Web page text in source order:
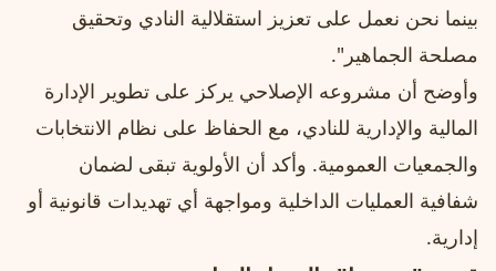
بينما نحن نعمل على تعزيز استقلالية النادي وتحقيق
مصلحة الجماهير".
وأوضح أن مشروعه الإصلاحي يركز على تطوير الإدارة
المالية والإدارية للنادي، مع الحفاظ على نظام الانتخابات
والجمعيات العمومية. وأكد أن الأولوية تبقى لضمان
شفافية العمليات الداخلية ومواجهة أي تهديدات قانونية أو
إدارية.